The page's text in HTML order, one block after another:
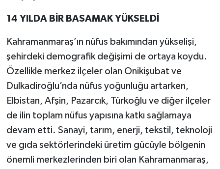
14 YILDA BİR BASAMAK YÜKSELDİ
Kahramanmaraş’ın nüfus bakımından yükselişi,
şehirdeki demografik değişimi de ortaya koydu.
Özellikle merkez ilçeler olan Onikişubat ve
Dulkadiroğlu’nda nüfus yoğunluğu artarken,
Elbistan, Afşin, Pazarcık, Türkoğlu ve diğer ilçeler
de ilin toplam nüfus yapısına katkı sağlamaya
devam etti. Sanayi, tarım, enerji, tekstil, teknoloji
ve gıda sektörlerindeki üretim gücüyle bölgenin
önemli merkezlerinden biri olan Kahramanmaraş,